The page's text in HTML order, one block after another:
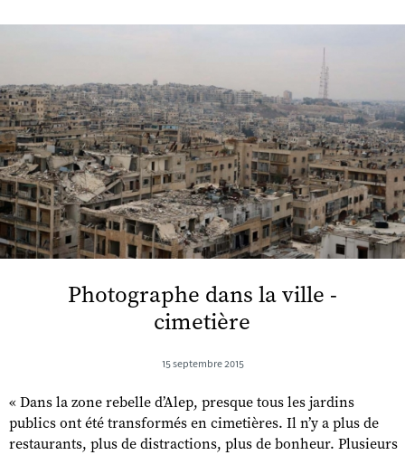
Photographe dans la ville -
cimetière
15 septembre 2015
« Dans la zone rebelle d’Alep, presque tous les jardins
publics ont été transformés en cimetières. Il n’y a plus de
restaurants, plus de distractions, plus de bonheur. Plusieurs